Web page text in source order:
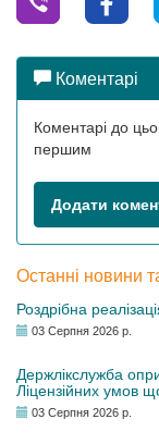
Коментарі
Коментарі до
першим
Додати
Останні новини
Роздрібна
03 Серпня 2026 р.
Держлікслужба
Ліцензійних умов
03 Серпня 2026 р.